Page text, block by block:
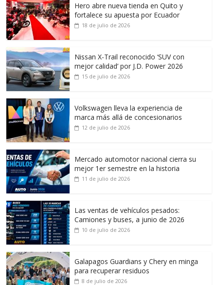
Hero abre nueva tienda en Quito y
fortalece su apuesta por Ecuador
18 de julio de 2026
Nissan X-Trail reconocido ‘SUV con
mejor calidad’ por J.D. Power 2026
15 de julio de 2026
Volkswagen lleva la experiencia de
marca más allá de concesionarios
12 de julio de 2026
Mercado automotor nacional cierra su
mejor 1er semestre en la historia
11 de julio de 2026
Las ventas de vehículos pesados:
Camiones y buses, a junio de 2026
10 de julio de 2026
Galapagos Guardians y Chery en minga
para recuperar residuos
8 de julio de 2026